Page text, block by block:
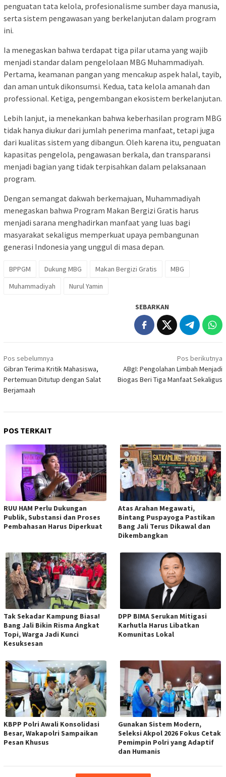
penguatan tata kelola, profesionalisme sumber daya manusia,
serta sistem pengawasan yang berkelanjutan dalam program
ini.
Ia menegaskan bahwa terdapat tiga pilar utama yang wajib
menjadi standar dalam pengelolaan MBG Muhammadiyah.
Pertama, keamanan pangan yang mencakup aspek halal, tayib,
dan aman untuk dikonsumsi. Kedua, tata kelola amanah dan
professional. Ketiga, pengembangan ekosistem berkelanjutan.
Lebih lanjut, ia menekankan bahwa keberhasilan program MBG
tidak hanya diukur dari jumlah penerima manfaat, tetapi juga
dari kualitas sistem yang dibangun. Oleh karena itu, penguatan
kapasitas pengelola, pengawasan berkala, dan transparansi
menjadi bagian yang tidak terpisahkan dalam pelaksanaan
program.
Dengan semangat dakwah berkemajuan, Muhammadiyah
menegaskan bahwa Program Makan Bergizi Gratis harus
menjadi sarana menghadirkan manfaat yang luas bagi
masyarakat sekaligus memperkuat upaya pembangunan
generasi Indonesia yang unggul di masa depan.
BPPGM Dukung MBG Makan Bergizi Gratis
MBG
Muhammadiyah
Nurul Yamin
SEBARKAN
Navigasi
pos
Pos sebelumnya
Gibran Terima Kritik Mahasiswa,
Pertemuan Ditutup dengan Salat
Berjamaah
Pos berikutnya
ABgI: Pengolahan Limbah Menjadi
Biogas Beri Tiga Manfaat Sekaligus
POS TERKAIT
RUU HAM Perlu Dukungan
Publik, Substansi dan Proses
Pembahasan Harus Diperkuat
Atas Arahan Megawati,
Bintang Puspayoga Pastikan
Bang Jali Terus Dikawal dan
Dikembangkan
Tak Sekadar Kampung Biasa!
Bang Jali Bikin Risma Angkat
Topi, Warga Jadi Kunci
Kesuksesan
DPP BIMA Serukan Mitigasi
Karhutla Harus Libatkan
Komunitas Lokal
KBPP Polri Awali Konsolidasi
Besar, Wakapolri Sampaikan
Pesan Khusus
Gunakan Sistem Modern,
Seleksi Akpol 2026 Fokus Cetak
Pemimpin Polri yang Adaptif
dan Humanis